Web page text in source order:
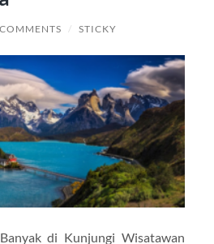
/ STICKY
di Kunjungi Wisatawan